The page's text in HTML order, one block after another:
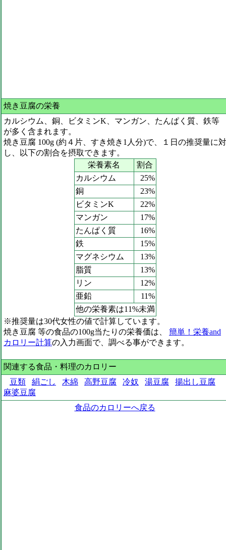
焼き豆腐の栄養
カルシウム、銅、ビタミンK、マンガン、たんぱく質、鉄等
が多く含まれます。
焼き豆腐 100g (約４片、すき焼き1人分)で、１日の推奨量に対
し、以下の割合を摂取できます。
栄養素名
割合
カルシウム
25%
銅
23%
ビタミンK
22%
マンガン
17%
たんぱく質
16%
鉄
15%
マグネシウム
13%
脂質
13%
リン
12%
亜鉛
11%
他の栄養素は11%未満
※推奨量は30代女性の値で計算しています。
焼き豆腐 等の食品の100g当たりの栄養価は、 簡単！栄養and
カロリー計算の入力画面で、調べる事ができます。
関連する食品・料理のカロリー
豆類
絹ごし 木綿 高野豆腐 冷奴 湯豆腐
揚出し豆腐
麻婆豆腐
食品のカロリーへ戻る